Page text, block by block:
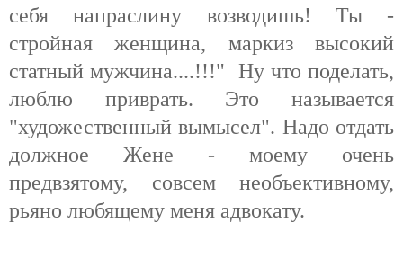
себя напраслину возводишь! Ты -
стройная женщина, маркиз высокий
статный мужчина....!!!" Ну что поделать,
люблю приврать. Это называется
"художественный вымысел". Надо отдать
должное Жене - моему очень
предвзятому, совсем необъективному,
рьяно любящему меня адвокату.